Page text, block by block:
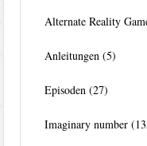
Alternate Reality
Anleitungen (5)
Episoden (27)
Imaginary number